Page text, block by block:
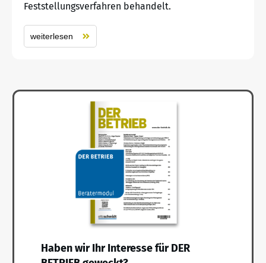
Feststellungsverfahren behandelt.
weiterlesen
Haben wir Ihr Interesse für DER